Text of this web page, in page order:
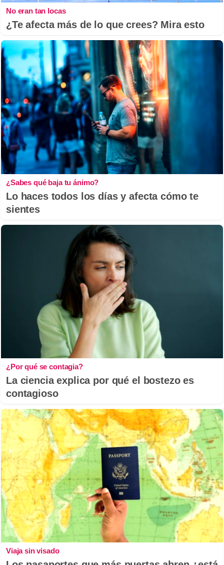
No eran tan locas
¿Te afecta más de lo que crees? Mira esto
¿Sabes qué baja tu ánimo?
Lo haces todos los días y afecta cómo te
sientes
¿Por qué se contagia?
La ciencia explica por qué el bostezo es
contagioso
Viaja sin visado